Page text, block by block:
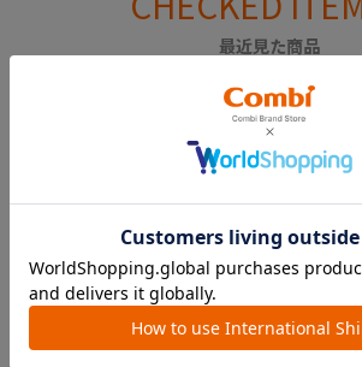
最近見た商品
ジョイトリップエア
スルー ＧＣ（エア
ーブラウン） シー
トカバー（背面用）